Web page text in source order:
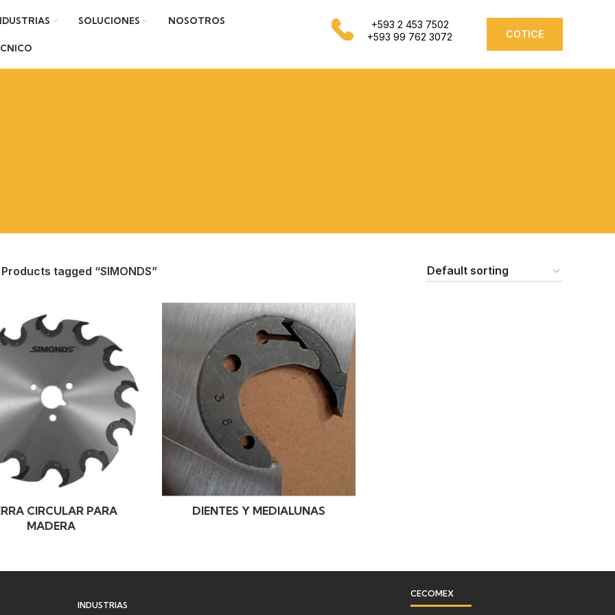
SOLUCIONES NOSOTROS
+593 2 453 7502
+593 99 762 3072
COTICE
Products tagged “SIMONDS”
CIRCULAR PARA
MADERA
DIENTES Y MEDIALUNAS
INDUSTRIAS
CECOMEX